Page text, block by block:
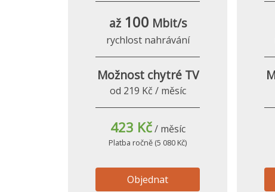
až 100 Mbit/s
rychlost nahrávání
Možnost chytré TV
od 219 Kč / měsíc
423 Kč/ měsíc
Platba ročně (5 080 Kč)
Objednat